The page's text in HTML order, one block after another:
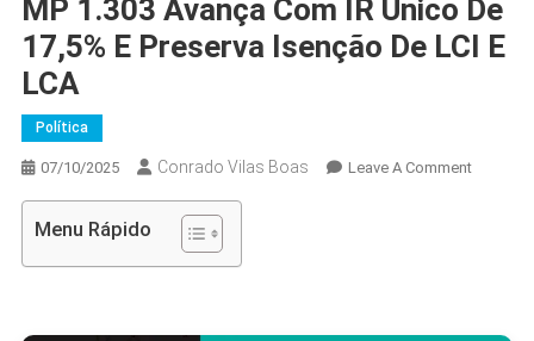
MP 1.303 Avança Com IR Único De
17,5% E Preserva Isenção De LCI E
LCA
Política
07/10/2025 Conrado Vilas Boas Leave A CommentOn
Menu Rápido